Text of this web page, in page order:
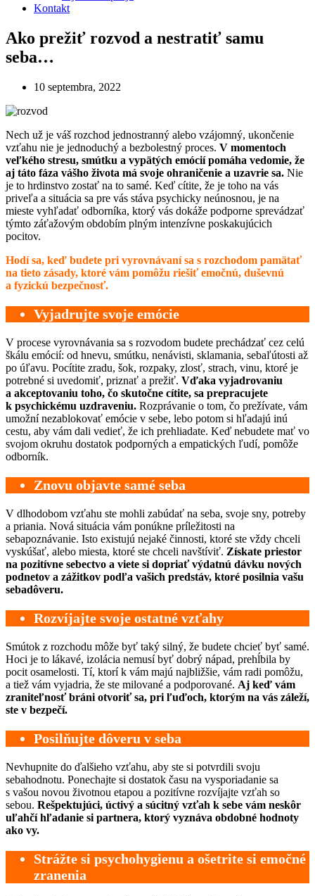
Kontakt
Ako prežiť rozvod a nestratiť samu
seba…
10 septembra, 2022
Nech už je váš rozchod jednostranný alebo vzájomný, ukončenie
vzťahu nie je jednoduchý a bezbolestný proces. V momentoch
veľkého stresu, smútku a vypätých emócií pomáha vedomie, že
aj táto fáza vášho života má svoje ohraničenie a uzavrie sa. Nie
je to hrdinstvo zostať na to samé. Keď cítite, že je toho na vás
priveľa a situácia sa pre vás stáva psychicky neúnosnou, je na
mieste vyhľadať odborníka, ktorý vás dokáže podporne sprevádzať
týmto záťažovým obdobím plným intenzívne poskakujúcich
pocitov.
Hodí sa, keď budete pri vyrovnávaní sa s rozchodom pamätať
na tieto zásady, ktoré vám pomôžu riešiť emočnú, duševnú
a fyzickú bezpečnosť.
Vyjadrujte svoje emócie
V procese vyrovnávania sa s rozvodom budete prechádzať cez celú
škálu emócií: od hnevu, smútku, nenávisti, sklamania, sebaľútosti až
po úľavu. Pocítite zradu, šok, rozpaky, zlosť, strach, vinu, ktoré je
potrebné si uvedomiť, priznať a prežiť. Vďaka vyjadrovaniu
a akceptovaniu toho, čo skutočne cítite, sa prepracujete
k psychickému uzdraveniu. Rozprávanie o tom, čo prežívate, vám
umožní nezablokovať emócie v sebe, lebo potom si hľadajú inú
cestu, aby vám dali vedieť, že ich prehliadate. Keď nebudete mať vo
svojom okruhu dostatok podporných a empatických ľudí, pomôže
odborník.
Znovu objavte samé seba
V dlhodobom vzťahu ste mohli zabúdať na seba, svoje sny, potreby
a priania. Nová situácia vám ponúkne príležitosti na
sebapoznávanie. Isto existujú nejaké činnosti, ktoré ste vždy chceli
vyskúšať, alebo miesta, ktoré ste chceli navštíviť. Získate priestor
na pozitívne sebectvo a viete si dopriať výdatnú dávku nových
podnetov a zážitkov podľa vašich predstáv, ktoré posilnia vašu
sebadôveru.
Rozvíjajte svoje ostatné vzťahy
Smútok z rozchodu môže byť taký silný, že budete chcieť byť samé.
Hoci je to lákavé, izolácia nemusí byť dobrý nápad, prehĺbila by
pocit osamelosti. Tí, ktorí k vám majú najbližšie, vám radi pomôžu,
a tiež vám vyjadria, že ste milované a podporované. Aj keď vám
zraniteľnosť bráni otvoriť sa, pri ľuďoch, ktorým na vás záleží,
ste v bezpečí.
Posilňujte dôveru v seba
Nevhupnite do ďalšieho vzťahu, aby ste si potvrdili svoju
sebahodnotu. Ponechajte si dostatok času na vysporiadanie sa
s vašou novou životnou etapou a pozitívne rozvíjajte vzťah so
sebou. Rešpektujúci, úctivý a súcitný vzťah k sebe vám neskôr
uľahčí hľadanie si partnera, ktorý vyznáva obdobné hodnoty
ako vy.
Strážte si psychohygienu a ošetrite si emočné
zranenia